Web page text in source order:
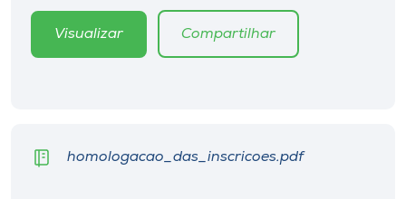
Unoesc
Store
Selecione
o idioma
Visualizar Compartilhar
homologacao_das_inscricoes.pdf